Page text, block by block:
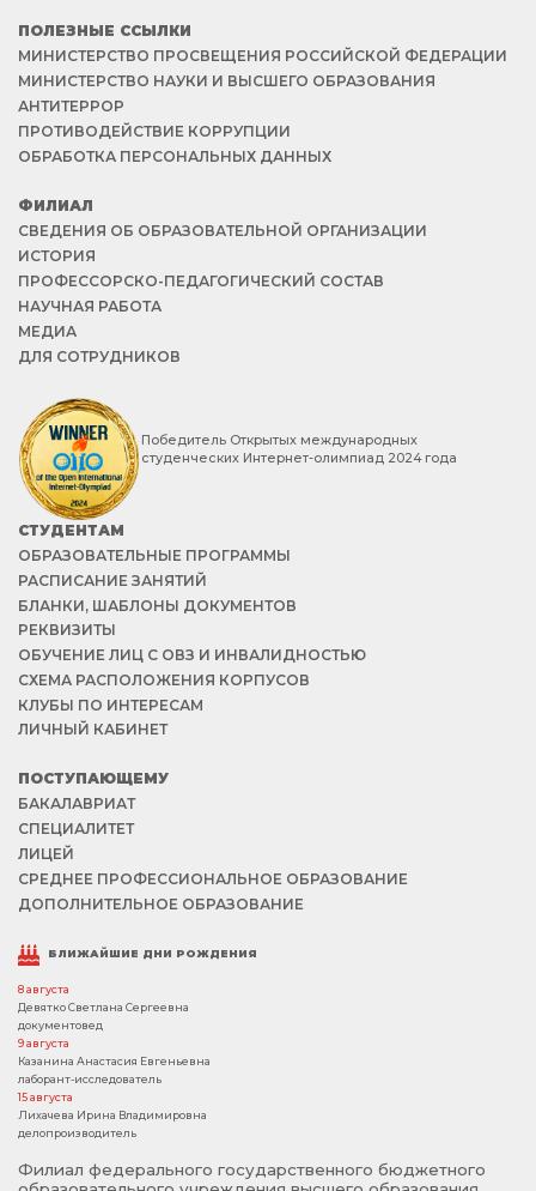
ПОЛЕЗНЫЕ ССЫЛКИ
МИНИСТЕРСТВО ПРОСВЕЩЕНИЯ РОССИЙСКОЙ ФЕДЕРАЦИИ
МИНИСТЕРСТВО НАУКИ И ВЫСШЕГО ОБРАЗОВАНИЯ
АНТИТЕРРОР
ПРОТИВОДЕЙСТВИЕ КОРРУПЦИИ
ОБРАБОТКА ПЕРСОНАЛЬНЫХ ДАННЫХ
ФИЛИАЛ
СВЕДЕНИЯ ОБ ОБРАЗОВАТЕЛЬНОЙ ОРГАНИЗАЦИИ
ИСТОРИЯ
ПРОФЕССОРСКО-ПЕДАГОГИЧЕСКИЙ СОСТАВ
НАУЧНАЯ РАБОТА
МЕДИА
ДЛЯ СОТРУДНИКОВ
Победитель Открытых международных
студенческих Интернет-олимпиад 2024 года
СТУДЕНТАМ
ОБРАЗОВАТЕЛЬНЫЕ ПРОГРАММЫ
РАСПИСАНИЕ ЗАНЯТИЙ
БЛАНКИ, ШАБЛОНЫ ДОКУМЕНТОВ
РЕКВИЗИТЫ
ОБУЧЕНИЕ ЛИЦ С ОВЗ И ИНВАЛИДНОСТЬЮ
СХЕМА РАСПОЛОЖЕНИЯ КОРПУСОВ
КЛУБЫ ПО ИНТЕРЕСАМ
ЛИЧНЫЙ КАБИНЕТ
ПОСТУПАЮЩЕМУ
БАКАЛАВРИАТ
СПЕЦИАЛИТЕТ
ЛИЦЕЙ
СРЕДНЕЕ ПРОФЕССИОНАЛЬНОЕ ОБРАЗОВАНИЕ
ДОПОЛНИТЕЛЬНОЕ ОБРАЗОВАНИЕ
БЛИЖАЙШИЕ ДНИ РОЖДЕНИЯ
8 августа
Девятко Светлана Сергеевна
документовед
9 августа
Казанина Анастасия Евгеньевна
лаборант-исследователь
15 августа
Лихачева Ирина Владимировна
делопроизводитель
Филиал федерального государственного бюджетного